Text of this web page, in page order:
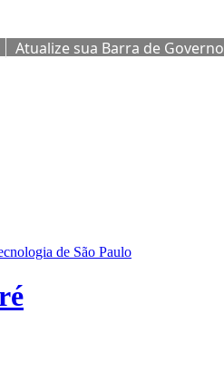
Atualize sua Barra de Governo
de São Paulo